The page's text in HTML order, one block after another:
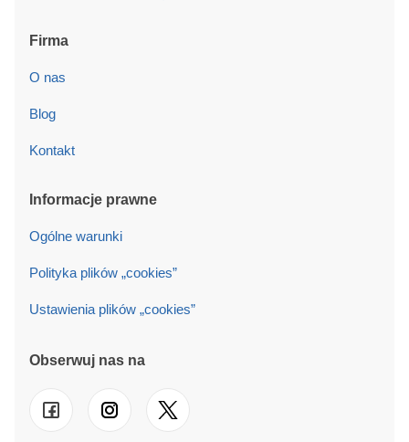
Firma
O nas
Blog
Kontakt
Informacje prawne
Ogólne warunki
Polityka plików „cookies”
Ustawienia plików „cookies”
Obserwuj nas na